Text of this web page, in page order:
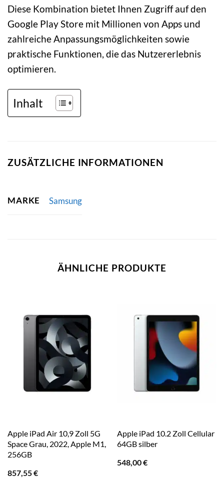
Diese Kombination bietet Ihnen Zugriff auf den
Google Play Store mit Millionen von Apps und
zahlreiche Anpassungsmöglichkeiten sowie
praktische Funktionen, die das Nutzererlebnis
optimieren.
Inhalt
ZUSÄTZLICHE INFORMATIONEN
MARKE Samsung
ÄHNLICHE PRODUKTE
Apple iPad Air 10,9 Zoll 5G
Space Grau, 2022, Apple M1,
256GB
857,55€
Apple iPad 10.2 Zoll Cellular
64GB silber
548,00€